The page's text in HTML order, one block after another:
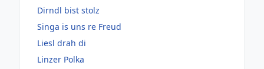
Dirndl bist stolz
Singa is uns re Freud
Liesl drah di
Linzer Polka